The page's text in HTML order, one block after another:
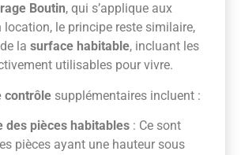
Boutin, qui s’applique aux
location, le principe reste similaire,
la surface habitable, incluant les
utilisables pour vivre.
contrôle supplémentaires incluent :
des pièces habitables : Ce sont
pièces ayant une hauteur sous